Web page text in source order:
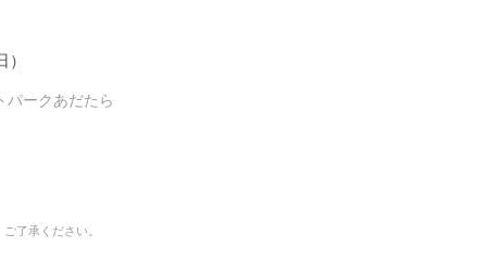
ークあだたら
了承ください。